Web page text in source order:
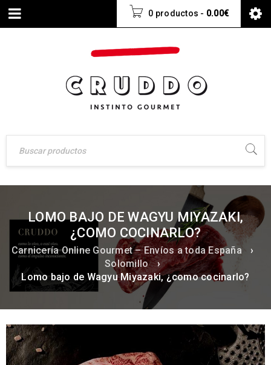
0 productos - 0.00€
LOMO BAJO DE WAGYU MIYAZAKI,
¿COMO COCINARLO?
Carnicería Online Gourmet – Envíos a toda España
›
Solomillo
›
Lomo bajo de Wagyu Miyazaki, ¿como cocinarlo?